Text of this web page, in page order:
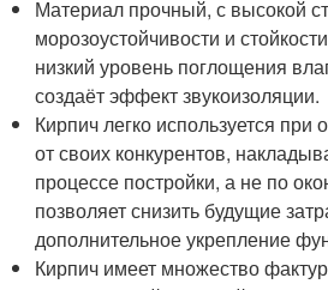
Материал прочный, с высокой
морозоустойчивости и
низкий уровень поглощения
создаёт эффект звукоизоляции.
Кирпич легко используется при
от своих конкурентов,
процессе постройки, а не по
позволяет снизить будущие
дополнительное укрепление
Кирпич имеет множество